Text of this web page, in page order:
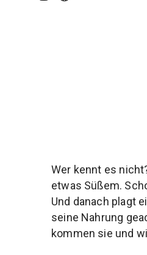
Wer kennt es
etwas Süßem.
Und danach plagt
seine Nahrung
kommen sie und